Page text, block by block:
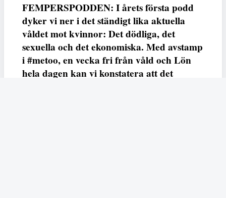
FEMPERSPODDEN: I årets första podd
dyker vi ner i det ständigt lika aktuella
våldet mot kvinnor: Det dödliga, det
sexuella och det ekonomiska. Med avstamp
i #metoo, en vecka fri från våld och Lön
hela dagen kan vi konstatera att det